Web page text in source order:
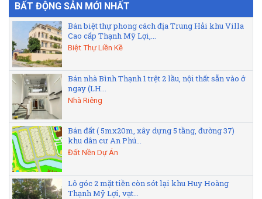
BẤT ĐỘNG SẢN MỚI NHẤT
Bán biệt thự phong cách địa Trung Hải khu Villa
Cao cấp Thạnh Mỹ Lợi,...
Biệt Thự Liền Kề
Bán nhà Bình Thạnh 1 trệt 2 lầu, nội thất sẵn vào ở
ngay (LH...
Nhà Riêng
Bán đất ( 5mx20m, xây dựng 5 tầng, đường 37)
khu dân cư An Phú...
Đất Nền Dự Án
Lô góc 2 mặt tiền còn sót lại khu Huy Hoàng
Thạnh Mỹ Lợi, vạt...